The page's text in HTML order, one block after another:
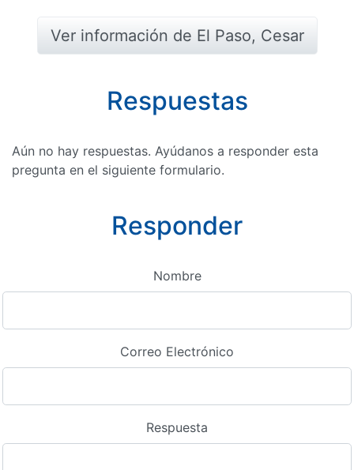
Ver información de El Paso, Cesar
Respuestas
Aún no hay respuestas. Ayúdanos a responder esta
pregunta en el siguiente formulario.
Responder
Nombre
Correo Electrónico
Respuesta